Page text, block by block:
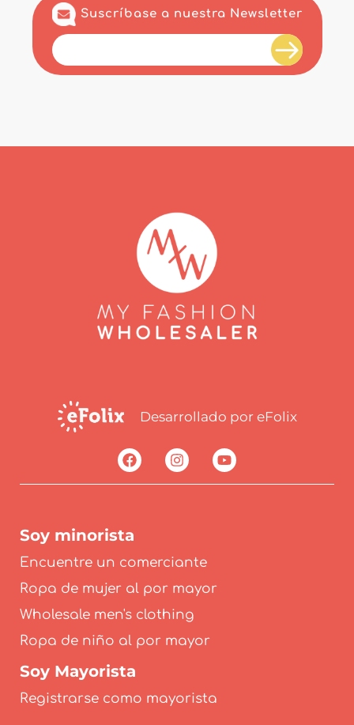
Suscríbase a nuestra Newsletter
Desarrollado por eFolix
Soy minorista
Encuentre un comerciante
Ropa de mujer al por mayor
Wholesale men's clothing
Ropa de niño al por mayor
Soy Mayorista
Registrarse como mayorista